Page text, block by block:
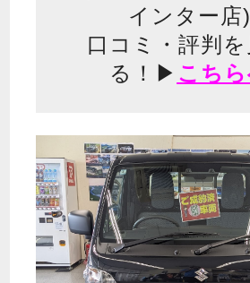
インター店
口コミ・評判
る！▶ こちら